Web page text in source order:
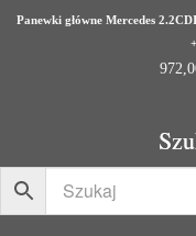
Panewki główne Mercedes